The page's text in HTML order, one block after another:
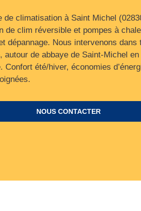
de climatisation à Saint Michel
de clim réversible et pompes à
dépannage. Nous intervenons dans
autour de abbaye de Saint‑Michel en
Confort été/hiver, économies
NOUS CONTACTER